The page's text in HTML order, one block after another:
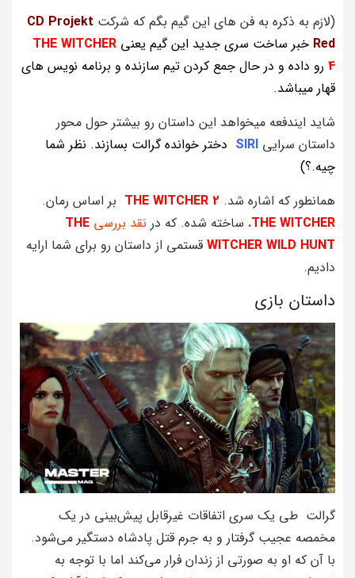
(لازم به ذکره به فن های این گیم بگم که شرکت CD Projekt
Red خبر ساخت سری جدید این گیم یعنی THE WITCHER
4 رو داده و در حال جمع کردن تیم سازنده و برنامه نویس های
قهار میباشد.
شاید ایندفعه میخواهد این داستان رو بیشتر حول محور
داستان سرایی SIRI دختر خوانده گرالت بسازند. نظر شما
چیه.؟)
همانطور که اشاره شد.
THE WITCHER 2
بر اساس رمان.
THE WITCHER. ساخته شده. که در نقد بررسی THE
WITCHER WILD HUNT قستمی از داستان رو برای شما ارایه
دادیم.
داستان بازی
گرالت طی یک سری اتفاقات غیرقابل پیش‌بینی در یک
مخمصه عجیب گرفتار و به جرم قتل پادشاه دستگیر می‌شود.
با آن که او به صورتی از زندان فرار می‌کند اما با توجه به